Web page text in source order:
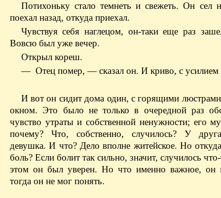
Потихоньку стало темнеть и свежеть. Он сел
поехал назад, откуда приехал.
Чувствуя себя наглецом, он-таки еще раз
Вовсю был уже вечер.
Открыл кореш.
— Отец помер, — сказал он. И криво, с усилием
И вот он сидит дома один, с горящими
окном. Это было не только в очередной раз
чувство утраты и собственной ненужности; его
почему? Что, собственно, случилось? У
девушка. И что? Дело вполне житейское. Но откуда
боль? Если болит так сильно, значит, случилось
этом он был уверен. Но что именно важное, он
тогда он не мог понять.